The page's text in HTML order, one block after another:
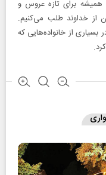
برای تازه عروس و
از خداوند طلب می‌کنیم‌.
از خانواده‌هایی که